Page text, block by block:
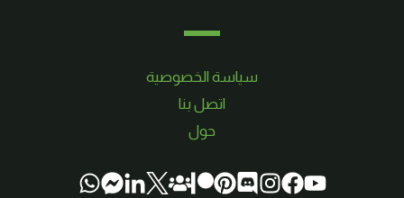
سياسة الخصوصية
اتصل بنا
حول